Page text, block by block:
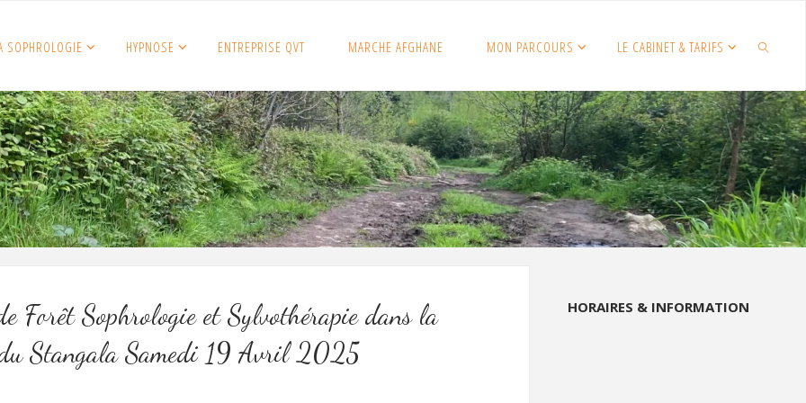
SOPHROLOGIE HYPNOSE ENTREPRISE QVT MARCHE AFGHANE MON PARCOURS LE CABINET & TARIFS
SEARCH
Forêt Sophrologie et Sylvothérapie dans la
Stangala Samedi 19 Avril 2025
HORAIRES & INFORMATION